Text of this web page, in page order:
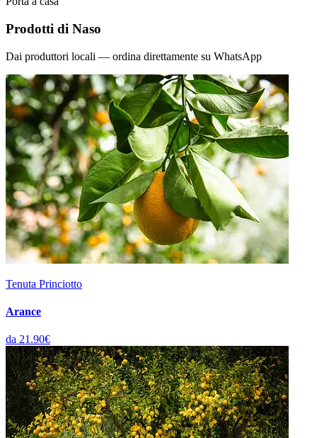
Prodotti di Naso
Dai produttori locali — ordina direttamente su WhatsApp
Tenuta Princiotto
Arance
da 21.90€